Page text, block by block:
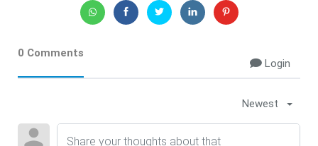
0 Comments
Login
Newest